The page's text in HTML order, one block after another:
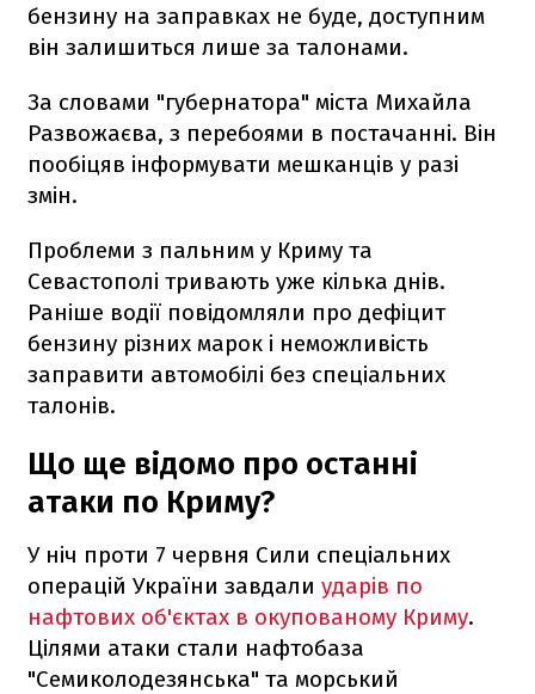
бензину на заправках не буде, доступним
він залишиться лише за талонами.
За словами "губернатора" міста Михайла
Развожаєва, з перебоями в постачанні. Він
пообіцяв інформувати мешканців у разі
змін.
Проблеми з пальним у Криму та
Севастополі тривають уже кілька днів.
Раніше водії повідомляли про дефіцит
бензину різних марок і неможливість
заправити автомобілі без спеціальних
талонів.
Що ще відомо про останні
атаки по Криму?
У ніч проти 7 червня Сили спеціальних
операцій України завдали ударів по
нафтових об'єктах в окупованому Криму.
Цілями атаки стали нафтобаза
"Семиколодезянська" та морський